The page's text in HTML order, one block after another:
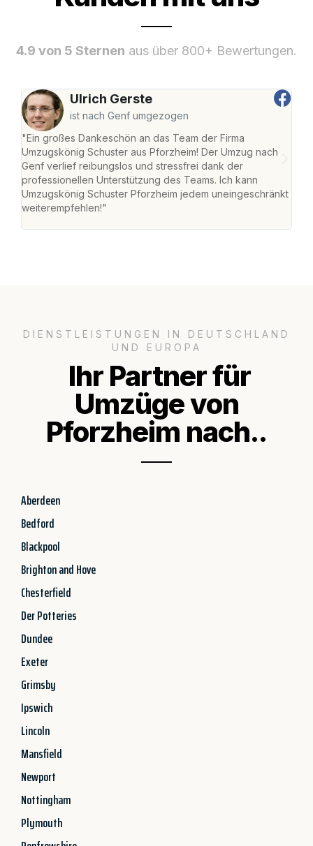
4.9 von 5 Sternen aus über 800+ Bewertungen.
Ulrich Gerste
ist nach Genf umgezogen
"Ein großes Dankeschön an das Team der Firma
Umzugskönig Schuster aus Pforzheim! Der Umzug nach
Genf verlief reibungslos und stressfrei dank der
professionellen Unterstützung des Teams. Ich kann
Umzugskönig Schuster Pforzheim jedem uneingeschränkt
weiterempfehlen!"
DIENSTLEISTUNGEN IN DEUTSCHLAND
UND EUROPA
Ihr Partner für
Umzüge von
Pforzheim nach..
Aberdeen
Bedford
Blackpool
Brighton and Hove
Chesterfield
Der Potteries
Dundee
Exeter
Grimsby
Ipswich
Lincoln
Mansfield
Newport
Nottingham
Plymouth